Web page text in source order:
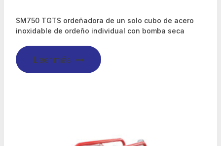
SM750 TGTS ordeñadora de un solo cubo de acero
inoxidable de ordeño individual con bomba seca
Leer más